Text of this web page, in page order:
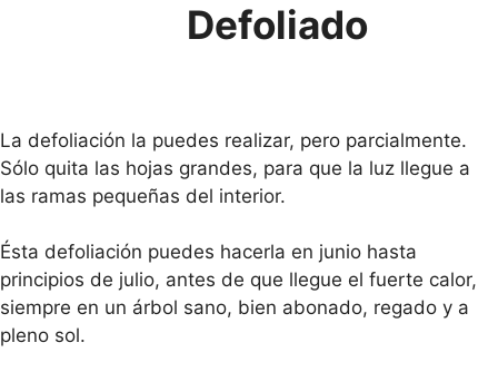
Defoliado
La defoliación la puedes realizar, pero parcialmente.
Sólo quita las hojas grandes, para que la luz llegue a
las ramas pequeñas del interior.
Ésta defoliación puedes hacerla en junio hasta
principios de julio, antes de que llegue el fuerte calor,
siempre en un árbol sano, bien abonado, regado y a
pleno sol.